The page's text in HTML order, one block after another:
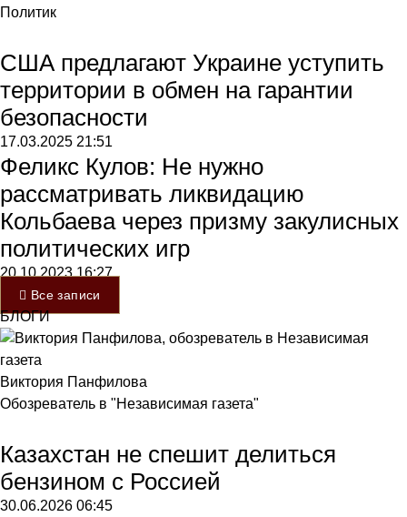
Политик
США предлагают Украине уступить
территории в обмен на гарантии
безопасности
17.03.2025 21:51
Феликс Кулов: Не нужно
рассматривать ликвидацию
Кольбаева через призму закулисных
политических игр
20.10.202316:27
Все записи
БЛОГИ
Виктория Панфилова
Обозреватель в "Независимая газета"
Казахстан не спешит делиться
бензином с Россией
30.06.2026 06:45